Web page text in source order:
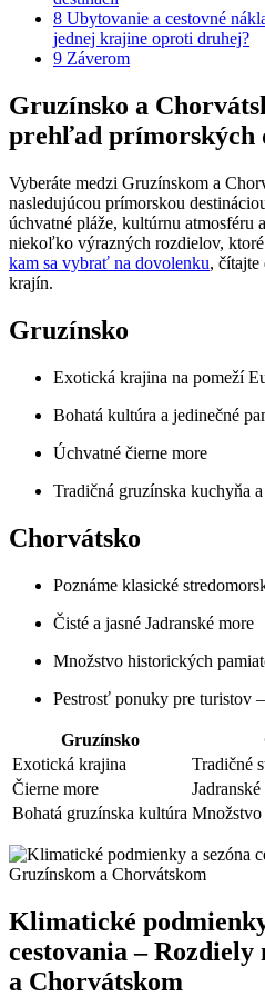
8 Ubytovanie a cestovné
jednej krajine oproti druhej?
9 Záverom
Gruzínsko a
prehľad prímorských
Vyberáte medzi Gruzínskom a
nasledujúcou prímorskou
úchvatné pláže, kultúrnu atmosféru
niekoľko výrazných rozdielov,
kam sa vybrať na dovolenku, čítajte
krajín.
Gruzínsko
Exotická krajina na pomeží
Bohatá kultúra a jedinečné
Úchvatné čierne more
Tradičná gruzínska kuchyňa
Chorvátsko
Poznáme klasické
Čisté a jasné Jadranské more
Množstvo historických
Pestrosť ponuky pre turistov
Gruzínsko
Exotická krajina
Tradičné
Čierne more
Bohatá gruzínska kultúra
Klimatické
cestovania –
a Chorvátskom